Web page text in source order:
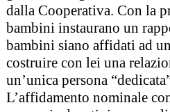
dalla Cooperativa. Con la
bambini instaurano un
bambini siano affidati ad
costruire con lei una
un’unica persona
L’affidamento nominale